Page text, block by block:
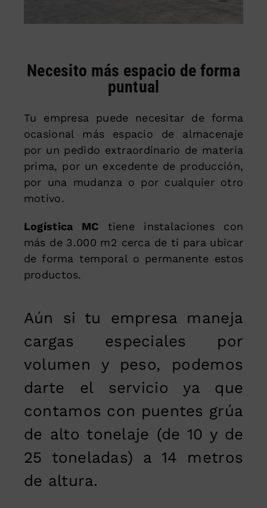
Necesito más espacio de forma
puntual
Tu empresa puede necesitar de forma
ocasional más espacio de almacenaje
por un pedido extraordinario de materia
prima, por un excedente de producción,
por una mudanza o por cualquier otro
motivo.
Logística MC tiene instalaciones con
más de 3.000 m2 cerca de ti para ubicar
de forma temporal o permanente estos
productos.
Aún si tu empresa maneja
cargas especiales por
volumen y peso, podemos
darte el servicio ya que
contamos con puentes grúa
de alto tonelaje (de 10 y de
25 toneladas) a 14 metros
de altura.